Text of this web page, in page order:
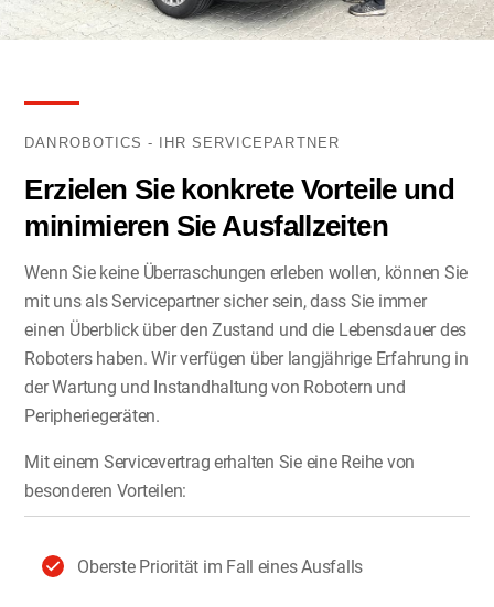
DANROBOTICS - IHR SERVICEPARTNER
Erzielen Sie konkrete Vorteile und
minimieren Sie Ausfallzeiten
Wenn Sie keine Überraschungen erleben wollen, können Sie
mit uns als Servicepartner sicher sein, dass Sie immer
einen Überblick über den Zustand und die Lebensdauer des
Roboters haben. Wir verfügen über langjährige Erfahrung in
der Wartung und Instandhaltung von Robotern und
Peripheriegeräten.
Mit einem Servicevertrag erhalten Sie eine Reihe von
besonderen Vorteilen:
Oberste Priorität im Fall eines Ausfalls